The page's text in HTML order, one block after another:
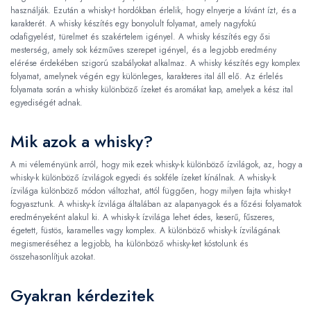
használják. Ezután a whisky-t hordókban érlelik, hogy elnyerje a kívánt ízt, és a
karakterét. A whisky készítés egy bonyolult folyamat, amely nagyfokú
odafigyelést, türelmet és szakértelem igényel. A whisky készítés egy ősi
mesterség, amely sok kézműves szerepet igényel, és a legjobb eredmény
elérése érdekében szigorú szabályokat alkalmaz. A whisky készítés egy komplex
folyamat, amelynek végén egy különleges, karakteres ital áll elő. Az érlelés
folyamata során a whisky különböző ízeket és aromákat kap, amelyek a kész ital
egyediségét adnak.
Mik azok a whisky?
A mi véleményünk arról, hogy mik ezek whisky-k különböző ízvilágok, az, hogy a
whisky-k különböző ízvilágok egyedi és sokféle ízeket kínálnak. A whisky-k
ízvilága különböző módon változhat, attól függően, hogy milyen fajta whisky-t
fogyasztunk. A whisky-k ízvilága általában az alapanyagok és a főzési folyamatok
eredményeként alakul ki. A whisky-k ízvilága lehet édes, keserű, fűszeres,
égetett, füstös, karamelles vagy komplex. A különböző whisky-k ízvilágának
megismeréséhez a legjobb, ha különböző whisky-ket kóstolunk és
összehasonlítjuk azokat.
Gyakran kérdezitek